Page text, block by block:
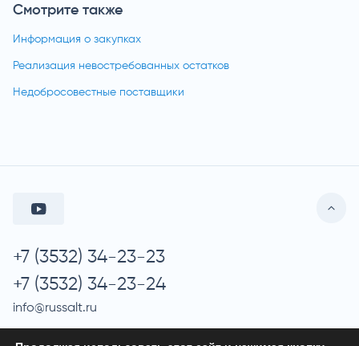
Смотрите также
Информация о закупках
Реализация невостребованных остатков
Недобросовестные поставщики
+7 (3532) 34-23-23
+7 (3532) 34-23-24
info@russalt.ru